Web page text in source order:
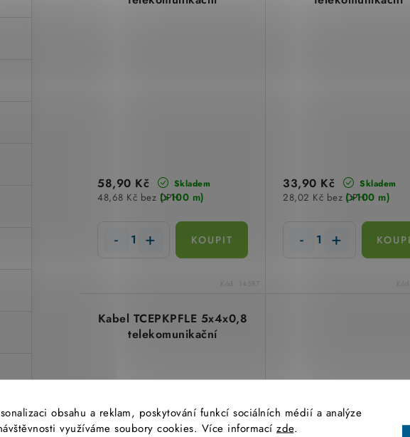
obsahu a reklam, poskytování funkcí sociálních médií a analýze
využíváme soubory cookies. Více informací zde.
Skladem
(>100 m)
48,68 Kč bez DPH
58,90 Kč
Kód: 14587
Skladem
(>100 m)
28,02 Kč bez DPH
33,90 Kč
Kód:
Kabel TCEPKPFLE 5x4x0,8
telekomunikační